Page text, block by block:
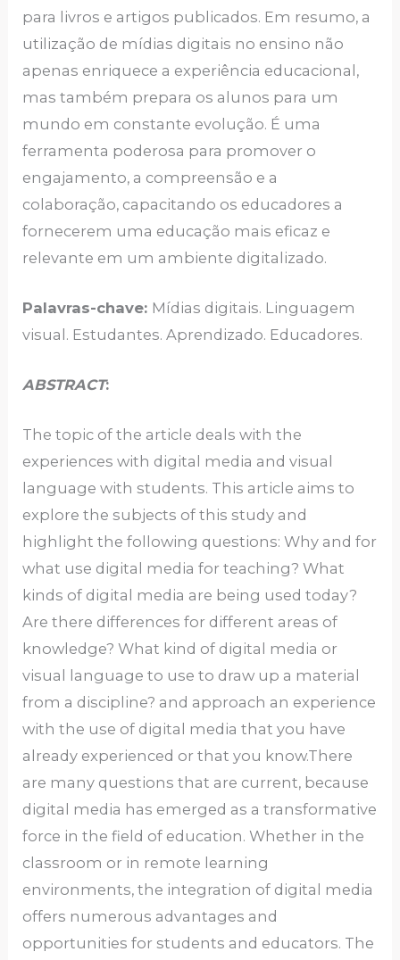
para livros e artigos publicados. Em resumo, a
utilização de mídias digitais no ensino não
apenas enriquece a experiência educacional,
mas também prepara os alunos para um
mundo em constante evolução. É uma
ferramenta poderosa para promover o
engajamento, a compreensão e a
colaboração, capacitando os educadores a
fornecerem uma educação mais eficaz e
relevante em um ambiente digitalizado.
Palavras-chave: Mídias digitais. Linguagem
visual. Estudantes. Aprendizado. Educadores.
ABSTRACT:
The topic of the article deals with the
experiences with digital media and visual
language with students. This article aims to
explore the subjects of this study and
highlight the following questions: Why and for
what use digital media for teaching? What
kinds of digital media are being used today?
Are there differences for different areas of
knowledge? What kind of digital media or
visual language to use to draw up a material
from a discipline? and approach an experience
with the use of digital media that you have
already experienced or that you know.There
are many questions that are current, because
digital media has emerged as a transformative
force in the field of education. Whether in the
classroom or in remote learning
environments, the integration of digital media
offers numerous advantages and
opportunities for students and educators. The